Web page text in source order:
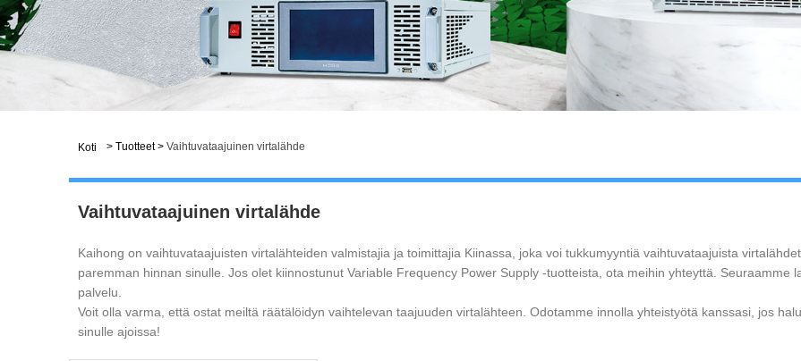
Koti > Tuotteet> Vaihtuvataajuinen virtalähde
Vaihtuvataajuinen virtalähde
Kaihong on vaihtuvataajuisten virtalähteiden valmistajia ja toimittajia Kiinassa, joka voi tukkumyyntiä vaihtuvataajuista
paremman hinnan sinulle. Jos olet kiinnostunut Variable Frequency Power Supply -tuotteista, ota meihin yhteyttä.
palvelu.
Voit olla varma, että ostat meiltä räätälöidyn vaihtelevan taajuuden virtalähteen. Odotamme innolla yhteistyötä kanssasi, jos
sinulle ajoissa!